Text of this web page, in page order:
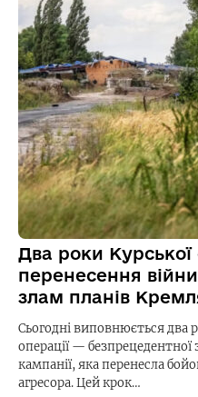
Два роки Курської
перенесення
злам планів
Сьогодні виповнюється два
операції —
кампанії, яка перенесла
агресора. Цей крок…